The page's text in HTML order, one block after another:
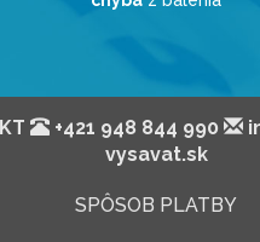
+421 948 844 990
vysavat.sk
SPÔSOB PLATBY